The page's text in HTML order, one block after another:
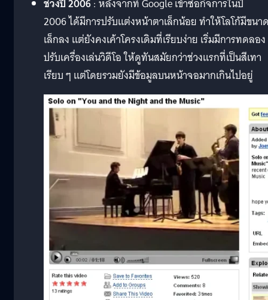
ช่วงปี 2006: หลังจากที่ Google เข้าซื้อกิจการในปี
2006 ได้มีการปรับแต่งหน้าตาเล็กน้อย ทำให้โลโก้มีขนา
เล็กลง แต่ยังคงเค้าโครงเดิมที่เรียบง่าย เริ่มมีการทดลอง
ปรับเครื่องเล่นวิดีโอ ให้ดูทันสมัยกว่าช่วงแรกที่เป็นสีเทา
เรียบ ๆ แต่โดยรวมยังมีข้อมูลบนหน้าจอมากเกินไปอยู่